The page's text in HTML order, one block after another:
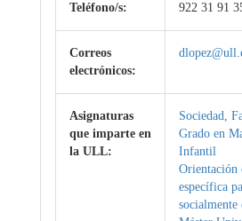
Teléfono/s: 922 31 91
Correos
electrónicos:
Asignaturas
que imparte en
la ULL:
Sociedad,
Grado en
Infantil
Orientación
específica
socialmente